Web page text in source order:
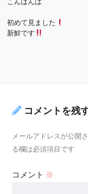
初めて見ました
新鮮です
コメントを残
メールアドレスが公開
る欄は必須項目です
コメント ※